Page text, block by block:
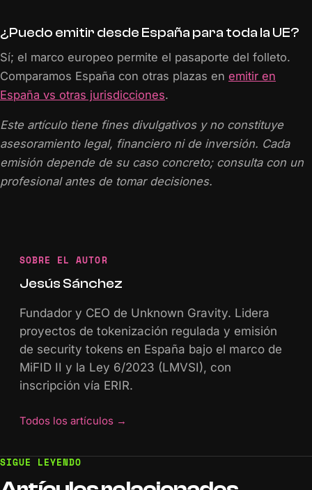
¿Puedo emitir desde España para toda la UE?
Sí; el marco europeo permite el pasaporte del folleto.
Comparamos España con otras plazas en emitir en
España vs otras jurisdicciones.
Este artículo tiene fines divulgativos y no constituye
asesoramiento legal, financiero ni de inversión. Cada
emisión depende de su caso concreto; consulta con un
profesional antes de tomar decisiones.
SOBRE EL AUTOR
Jesús Sánchez
Fundador y CEO de Unknown Gravity. Lidera
proyectos de tokenización regulada y emisión
de security tokens en España bajo el marco de
MiFID II y la Ley 6/2023 (LMVSI), con
inscripción vía ERIR.
Todos los artículos →
SIGUE LEYENDO